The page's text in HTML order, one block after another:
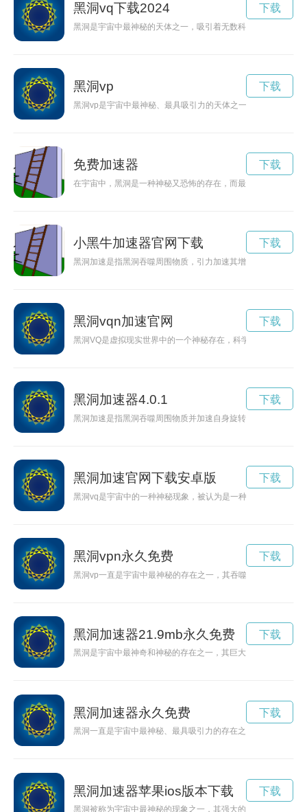
黑洞vq下载2024
黑洞是宇宙中最神秘的天体之一，吸引着无数科学家和探索者
下载
黑洞vp
黑洞vp是宇宙中最神秘、最具吸引力的天体之一，科学家们对
下载
免费加速器
在宇宙中，黑洞是一种神秘又恐怖的存在，而最近的研究表明
下载
小黑牛加速器官网下载
黑洞加速是指黑洞吞噬周围物质，引力加速其增长，形成更加强
下载
黑洞vqn加速官网
黑洞VQ是虚拟现实世界中的一个神秘存在，科学家们正在努力
下载
黑洞加速器4.0.1
黑洞加速是指黑洞吞噬周围物质并加速自身旋转的现象，这种
下载
黑洞加速官网下载安卓版
黑洞vq是宇宙中的一种神秘现象，被认为是一种奇妙而又难以
下载
黑洞vpn永久免费
黑洞vp一直是宇宙中最神秘的存在之一，其吞噬一切的力量引
下载
黑洞加速器21.9mb永久免费
黑洞是宇宙中最神奇和神秘的存在之一，其巨大质量和强大引
下载
黑洞加速器永久免费
黑洞一直是宇宙中最神秘、最具吸引力的存在之一，而黑洞加
下载
黑洞加速器苹果ios版本下载
黑洞被称为宇宙中最神秘的现象之一，其强大的引力吞噬了周
下载